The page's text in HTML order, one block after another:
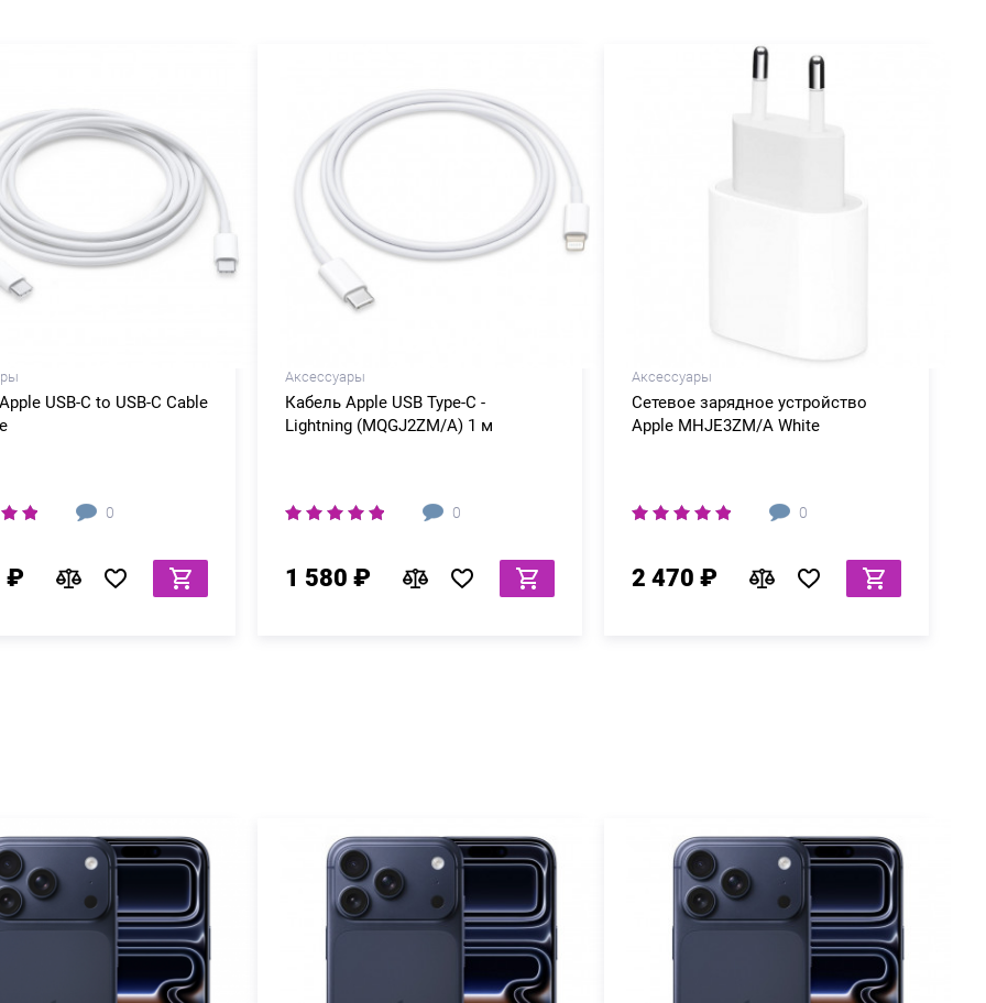
USB-C to USB-C Cable
0
₽
Аксессуары
Кабель Apple USB Type-C -
Lightning (MQGJ2ZM/A) 1 м
0
1 580 ₽
Аксессуары
Сетевое зарядное устройство
Apple MHJE3ZM/A White
0
2 470 ₽